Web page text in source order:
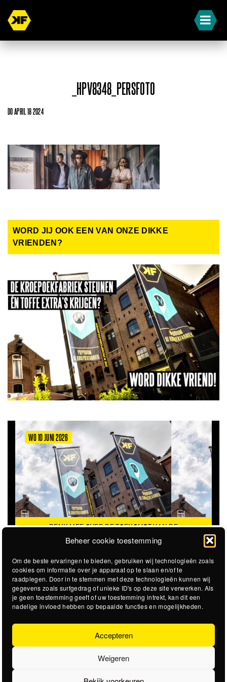
Beheer cookie toestemming
Om de beste ervaringen te bieden, gebruiken wij technologieën zoals
cookies om informatie over je apparaat op te slaan en/of te
raadplegen. Door in te stemmen met deze technologieën kunnen wij
gegevens zoals surfgedrag of unieke ID's op deze site verwerken. Als
je geen toestemming geeft of uw toestemming intrekt, kan dit een
nadelige invloed hebben op bepaalde functies en mogelijkheden.
Accepteren
Weigeren
_HPV8348_PERSFOTO
DO APRIL 18 2024
WORD JIJ OOK EEN VAN ONZE DIKKE
VRIENDEN?
WO 10 JUNI 2026
DENK MEE OVER DE TOEKOMST VAN DE
KROEPOEKFABRIEK